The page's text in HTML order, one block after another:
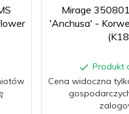
Mirage
'Anchusa' -
Produkt
Cena widoczna